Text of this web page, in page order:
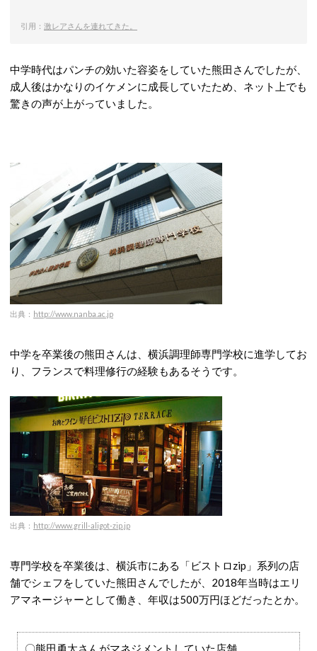
引用： 激レアさんを連れてきた。
中学時代はパンチの効いた容姿をしていた熊田さんでしたが、
成人後はかなりのイケメンに成長していたため、ネット上でも
驚きの声が上がっていました。
出典： http://www.nanba.ac.jp
中学を卒業後の熊田さんは、横浜調理師専門学校に進学してお
り、フランスで料理修行の経験もあるそうです。
出典： http://www.grill-aligot-zip.jp
専門学校を卒業後は、横浜市にある「ビストロzip」系列の店
舗でシェフをしていた熊田さんでしたが、2018年当時はエリ
アマネージャーとして働き、年収は500万円ほどだったとか。
〇熊田勇太さんがマネジメントしていた店舗